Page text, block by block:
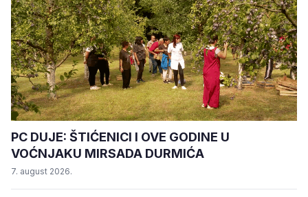
PC DUJE: ŠTIĆENICI I OVE GODINE U
VOĆNJAKU MIRSADA DURMIĆA
7. august 2026.